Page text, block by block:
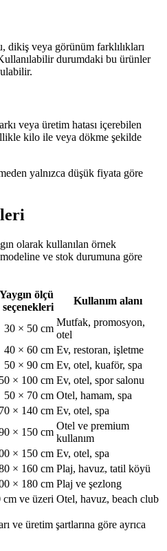
veya görünüm farklılıkları
durumdaki bu ürünler
veya üretim hatası içerebilen
kilo ile veya dökme şekilde
yalnızca düşük fiyata göre
olarak kullanılan örnek
ve stok durumuna göre
Yaygın ölçü
seçenekleri
Kullanım alanı
30 × 50 cm
Mutfak, promosyon,
otel
40 × 60 cm Ev, restoran, işletme
50 × 90 cm Ev, otel, kuaför, spa
50 × 100 cm Ev, otel, spor salonu
50 × 70 cm Otel, hamam, spa
70 × 140 cm Ev, otel, spa
× 150 cm
Otel ve premium
kullanım
× 150 cm Ev, otel, spa
× 160 cm Plaj, havuz, tatil köyü
× 180 cm Plaj ve şezlong
cm ve üzeri Otel, havuz, beach club
ve üretim şartlarına göre ayrıca